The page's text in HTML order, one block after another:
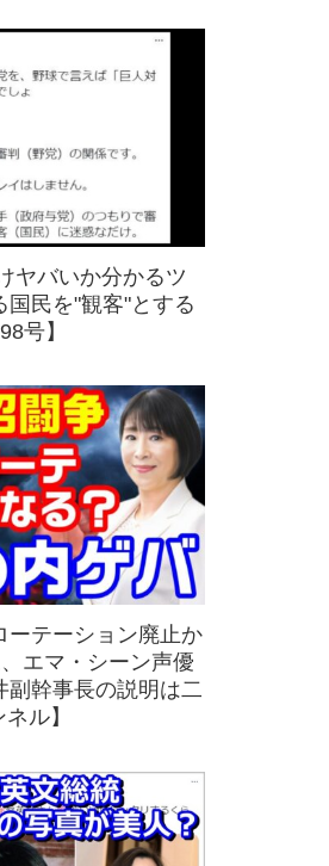
ヤバいか分かるツ
国民を"観客"とする
号】
ーテーション廃止か
エマ・シーン声優
副幹事長の説明は二
ル】